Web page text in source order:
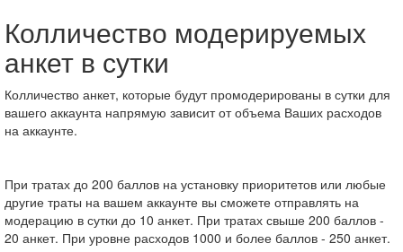
Колличество модерируемых
анкет в сутки
Колличество анкет, которые будут промодерированы в сутки для
вашего аккаунта напрямую зависит от объема Ваших расходов
на аккаунте.
При тратах до 200 баллов на установку приоритетов или любые
другие траты на вашем аккаунте вы сможете отправлять на
модерацию в сутки до 10 анкет. При тратах свыше 200 баллов -
20 анкет. При уровне расходов 1000 и более баллов - 250 анкет.